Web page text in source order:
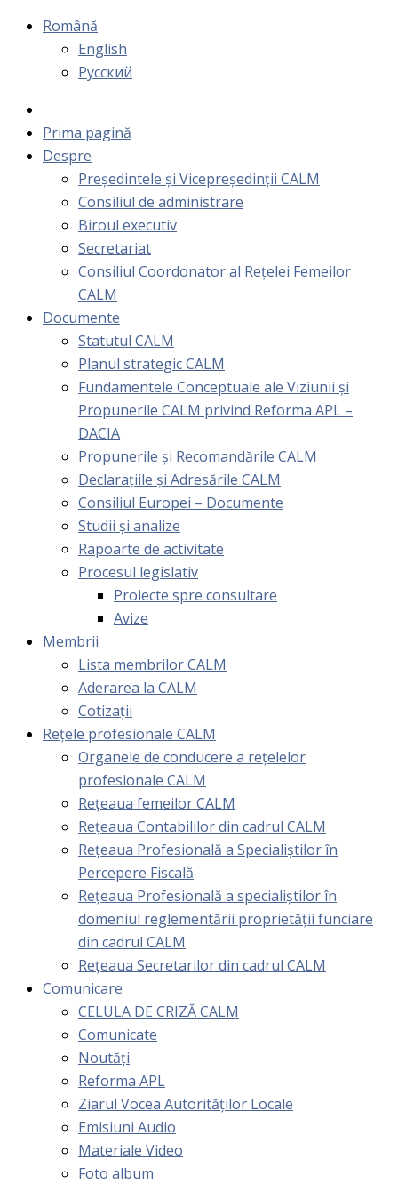
Română
English
Русский
Prima pagină
Despre
Președintele și Vicepreședinții CALM
Consiliul de administrare
Biroul executiv
Secretariat
Consiliul Coordonator al Rețelei Femeilor
CALM
Documente
Statutul CALM
Planul strategic CALM
Fundamentele Conceptuale ale Viziunii și
Propunerile CALM privind Reforma APL –
DACIA
Propunerile și Recomandările CALM
Declarațiile și Adresările CALM
Consiliul Europei – Documente
Studii și analize
Rapoarte de activitate
Procesul legislativ
Proiecte spre consultare
Avize
Membrii
Lista membrilor CALM
Aderarea la CALM
Cotizaţii
Rețele profesionale CALM
Organele de conducere a rețelelor
profesionale CALM
Rețeaua femeilor CALM
Rețeaua Contabililor din cadrul CALM
Rețeaua Profesională a Specialiștilor în
Percepere Fiscală
Reţeaua Profesională a specialiştilor în
domeniul reglementării proprietăţii funciare
din cadrul CALM
Rețeaua Secretarilor din cadrul CALM
Comunicare
CELULA DE CRIZĂ CALM
Comunicate
Noutăți
Reforma APL
Ziarul Vocea Autorităților Locale
Emisiuni Audio
Materiale Video
Foto album